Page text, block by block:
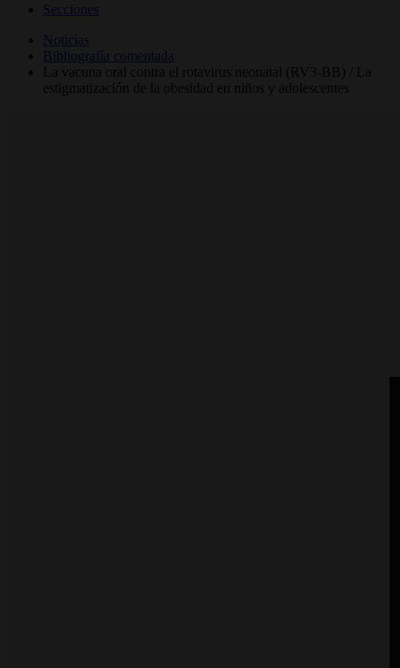
Secciones
Noticias
Bibliografía comentada
La vacuna oral contra el rotavirus neonatal (RV3-BB) / La
estigmatización de la obesidad en niños y adolescentes